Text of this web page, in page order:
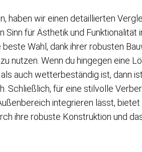
haben wir einen detaillierten
für Ästhetik und Funktionalität
beste Wahl, dank ihrer robusten
nutzen. Wenn du hingegen eine
auch wetterbeständig ist, dann
Schließlich, für eine stilvolle
integrieren lässt, bietet
ihre robuste Konstruktion und